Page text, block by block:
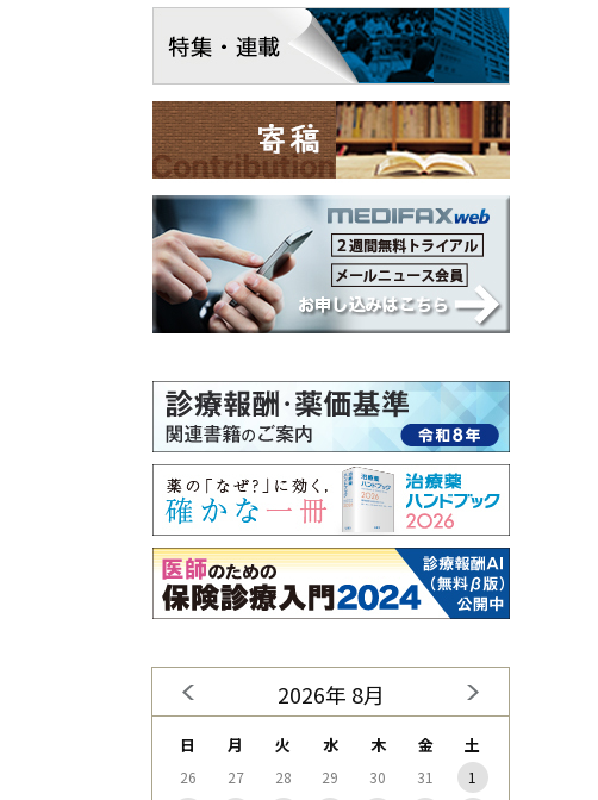
2026年 8月
日 月 火 水 木 金 土
26 27 28 29 30 31
1